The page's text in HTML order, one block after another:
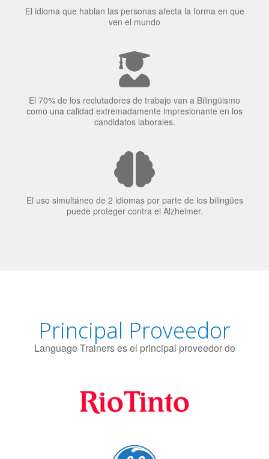
El idioma que hablan las personas afecta la forma en que
El 70% de los reclutadores de trabajo van a Bilingüismo
como una calidad extremadamente impresionante en los
El uso simultáneo de 2 idiomas por parte de los bilingües
Principal Proveedor